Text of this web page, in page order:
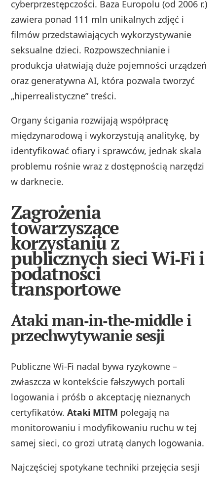
cyberprzestępczości. Baza Europolu (od 2006 r.)
zawiera ponad 111 mln unikalnych zdjęć i
filmów przedstawiających wykorzystywanie
seksualne dzieci. Rozpowszechnianie i
produkcja ułatwiają duże pojemności urządzeń
oraz generatywna AI, która pozwala tworzyć
„hiperrealistyczne” treści.
Organy ścigania rozwijają współpracę
międzynarodową i wykorzystują analitykę, by
identyfikować ofiary i sprawców, jednak skala
problemu rośnie wraz z dostępnością narzędzi
w darknecie.
Zagrożenia
towarzyszące
korzystaniu z
publicznych sieci Wi‑Fi i
podatności
transportowe
Ataki man‑in‑the‑middle i
przechwytywanie sesji
Publiczne Wi‑Fi nadal bywa ryzykowne –
zwłaszcza w kontekście fałszywych portali
logowania i próśb o akceptację nieznanych
certyfikatów.Ataki MITM polegają na
monitorowaniu i modyfikowaniu ruchu w tej
samej sieci, co grozi utratą danych logowania.
Najczęściej spotykane techniki przejęcia sesji